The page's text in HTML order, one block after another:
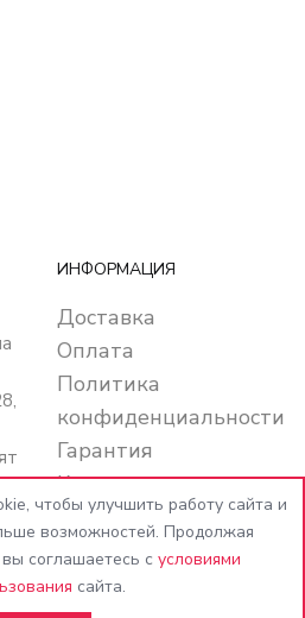
ИНФОРМАЦИЯ
Доставка
Оплата
Политика
конфиденциальности
Гарантия
Кредит
Контакты
чтобы улучшить работу сайта и
возможностей. Продолжая
соглашаетесь с условиями
сайта.